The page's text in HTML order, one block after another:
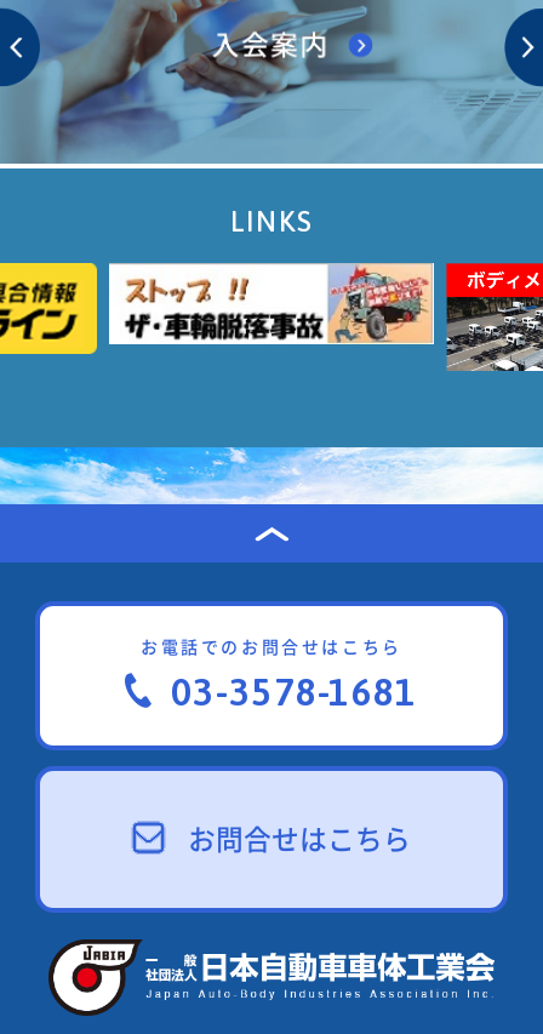
LINKS
お電話でのお問合せはこちら
03-3578-1681
お問合せはこちら